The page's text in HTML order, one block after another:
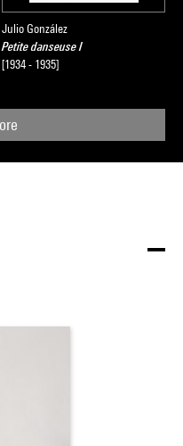
Julio González
Petite danseuse I
[1934 - 1935]